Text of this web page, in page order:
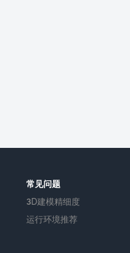
常见问题
3D建模精细度
运行环境推荐